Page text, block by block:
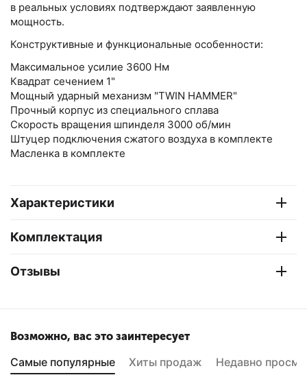
в реальных условиях подтверждают заявленную
мощность.
Конструктивные и функциональные особенности:
Максимальное усилие 3600 Нм
Квадрат сечением 1"
Мощный ударный механизм "TWIN HAMMER"
Прочный корпус из специального сплава
Скорость вращения шпинделя 3000 об/мин
Штуцер подключения сжатого воздуха в комплекте
Масленка в комплекте
Характеристики
Комплектация
Отзывы
Возможно, вас это заинтересует
Самые популярные Хиты продаж Недавно